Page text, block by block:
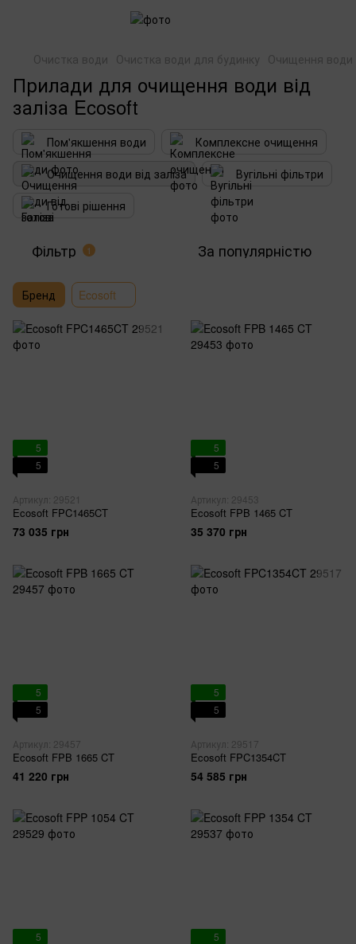
Очистка води Очистка води для будинку Очищення води
Прилади для очищення води від
заліза Ecosoft
Пом'якшення води
Комплексне очищення
Очищення води від заліза
Вугільні фільтри
Готові рішення
Фільтр 1 За популярністю
Бренд Ecosoft
5
5
Артикул: 29521
Ecosoft FPC1465CT
73 035 грн
5
5
Артикул: 29453
Ecosoft FPB 1465 CT
35 370 грн
5
5
Артикул: 29457
Ecosoft FPB 1665 CT
41 220 грн
5
5
Артикул: 29517
Ecosoft FPC1354CT
54 585 грн
5
5